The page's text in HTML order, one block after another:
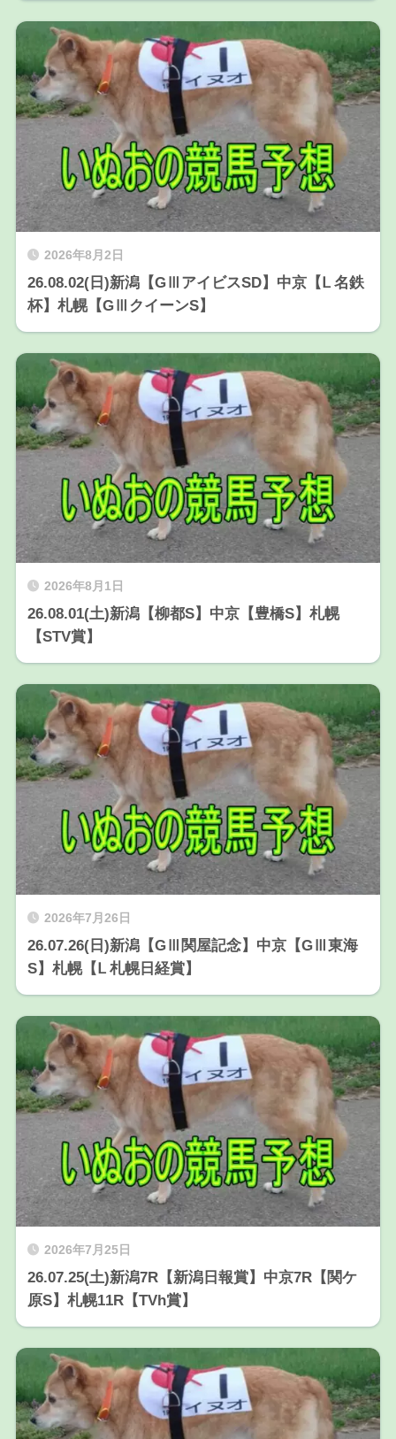
2026年8月2日
26.08.02(日)新潟【GⅢアイビスSD】中京【Ⅼ 名鉄
杯】札幌【GⅢクイーンS】
2026年8月1日
26.08.01(土)新潟【柳都S】中京【豊橋S】札幌
【STV賞】
2026年7月26日
26.07.26(日)新潟【GⅢ関屋記念】中京【GⅢ東海
S】札幌【Ⅼ 札幌日経賞】
2026年7月25日
26.07.25(土)新潟7R【新潟日報賞】中京7R【関ケ
原S】札幌11R【TVh賞】